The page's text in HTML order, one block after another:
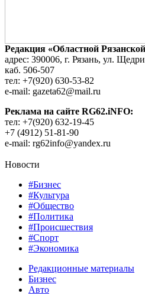
Редакция «Областной
адрес: 390006, г. Рязань, ул.
каб. 506-507
тел: +7(920) 630-53-82
e-mail: gazeta62@mail.ru
Реклама на сайте RG62.iNFO:
тел: +7(920) 632-19-45
+7 (4912) 51-81-90
e-mail: rg62info@yandex.ru
Новости
#Бизнес
#Культура
#Общество
#Политика
#Происшествия
#Спорт
#Экономика
Редакционные материалы
Бизнес
Авто